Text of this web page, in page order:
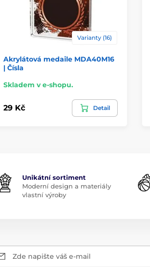
Varianty (16)
Akrylátová medaile MDA40M16
| Čísla
Skladem v e-shopu.
29 Kč Detail
Unikátní sortiment
Moderní design a materiály
vlastní výroby
Zde napište váš e-mail